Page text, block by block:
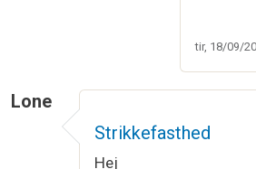
tir, 18/09/
Lone
Strikkefasthed
Hej